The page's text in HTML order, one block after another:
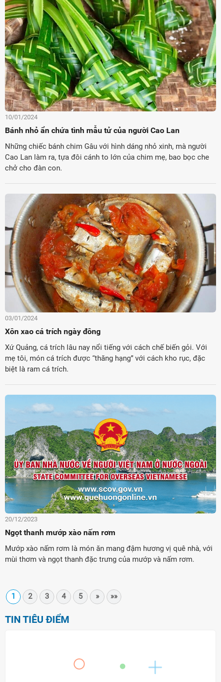
10/01/2024
Bánh nhỏ ẩn chứa tình mẫu tử của người Cao Lan
Những chiếc bánh chim Gâu với hình dáng nhỏ xinh, mà người
Cao Lan làm ra, tựa đôi cánh to lớn của chim mẹ, bao bọc che
chở cho đàn con.
03/01/2024
Xôn xao cá trích ngày đông
Xứ Quảng, cá trích lâu nay nổi tiếng với cách chế biến gỏi. Với
mẹ tôi, món cá trích được “thăng hạng” với cách kho rục, đặc
biệt là ram cá trích.
20/12/2023
Ngọt thanh mướp xào nấm rơm
Mướp xào nấm rơm là món ăn mang đậm hương vị quê nhà, với
mùi thơm và ngọt thanh đặc trưng của mướp và nấm rơm.
1 2 3 4 5 » »»
TIN TIÊU ĐIỂM